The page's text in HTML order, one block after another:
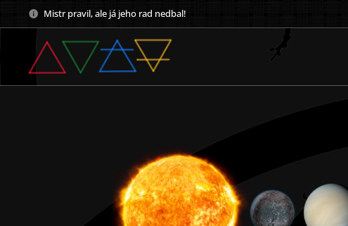
Mistr pravil, ale já jeho rad nedbal!